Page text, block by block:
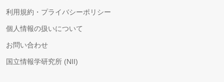
利用規約・プライバシーポリシー
個人情報の扱いについて
お問い合わせ
国立情報学研究所 (NII)